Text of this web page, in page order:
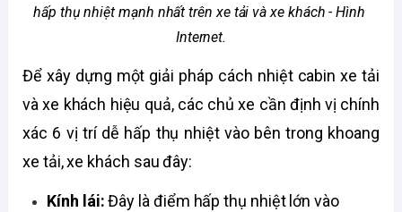
hấp thụ nhiệt mạnh nhất trên xe tải và xe khách - Hình
Internet.
Để xây dựng một giải pháp cách nhiệt cabin xe tải
và xe khách hiệu quả, các chủ xe cần định vị chính
xác 6 vị trí dễ hấp thụ nhiệt vào bên trong khoang
xe tải, xe khách sau đây:
Kính lái: Đây là điểm hấp thụ nhiệt lớn vào